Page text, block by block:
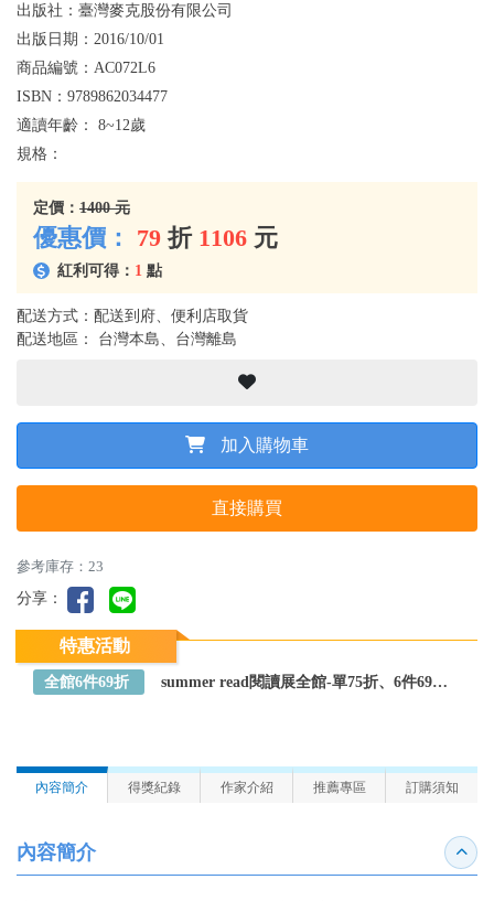
出版社： 臺灣麥克股份有限公司
出版日期： 2016/10/01
商品編號： AC072L6
ISBN： 9789862034477
適讀年齡： 8~12歲
規格：
定價： 1400 元
優惠價： 79 折 1106 元
紅利可得： 1 點
配送方式：配送到府、便利店取貨
配送地區： 台灣本島、台灣離島
加入購物車
直接購買
參考庫存：23
分享：
特惠活動
全館6件69折 summer read閱讀展全館-單75折、6件69折～全館任選
內容簡介 得獎紀錄 作家介紹 推薦專區 訂購須知
內容簡介 收合